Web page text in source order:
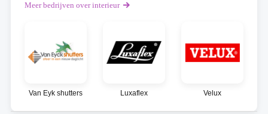
Meer bedrijven over interieur
Van Eyk shutters Luxaflex Velux